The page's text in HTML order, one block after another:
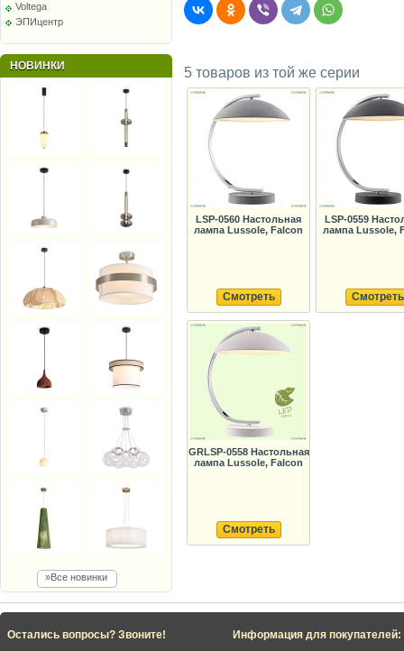
Voltega
ЭПИцентр
НОВИНКИ
»Все новинки
5 товаров из той же серии
LSP-0560 Настольная
лампа Lussole, Falcon
Смотреть
LSP-0559
лампа Lussole,
Смотреть
GRLSP-0558 Настольная
лампа Lussole, Falcon
Смотреть
Остались вопросы? Звоните! Информация для покупателей: